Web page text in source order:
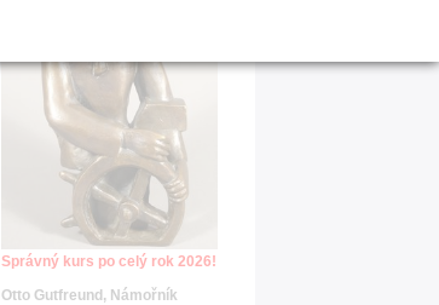
Správný kurs po celý rok 2026!
Otto Gutfreund, Námořník